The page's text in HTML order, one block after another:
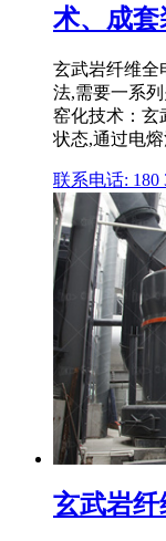
术、成
玄武岩纤维全
法,需要一系
窑化技术：玄
状态,通过电
联系电话: 180
玄武岩